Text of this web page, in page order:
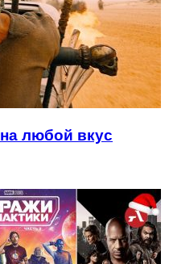
любой вкус